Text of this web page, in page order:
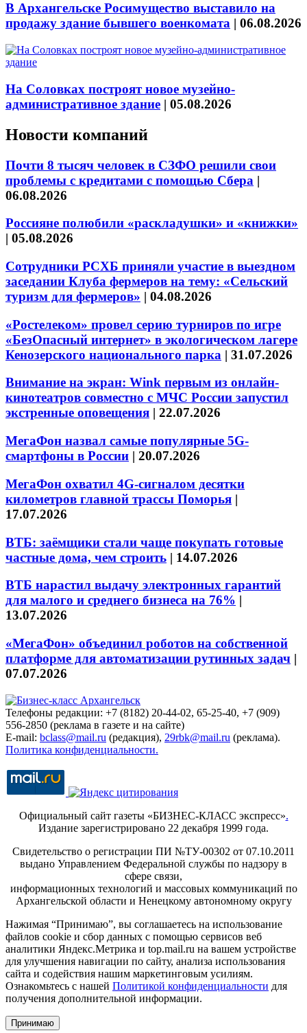
В Архангельске Росимущество выставило на
продажу здание бывшего военкомата | 06.08.2026
На Соловках построят новое музейно-
административное здание | 05.08.2026
Новости компаний
Почти 8 тысяч человек в СЗФО решили свои
проблемы с кредитами с помощью Сбера |
06.08.2026
Россияне полюбили «раскладушки» и «книжки»
| 05.08.2026
Сотрудники РСХБ приняли участие в выездном
заседании Клуба фермеров на тему: «Сельский
туризм для фермеров» | 04.08.2026
«Ростелеком» провел серию турниров по игре
«БезОпасный интернет» в экологическом лагере
Кенозерского национального парка | 31.07.2026
Внимание на экран: Wink первым из онлайн-
кинотеатров совместно с МЧС России запустил
экстренные оповещения | 22.07.2026
МегаФон назвал самые популярные 5G-
смартфоны в России | 20.07.2026
МегаФон охватил 4G-сигналом десятки
километров главной трассы Поморья |
17.07.2026
ВТБ: заёмщики стали чаще покупать готовые
частные дома, чем строить | 14.07.2026
ВТБ нарастил выдачу электронных гарантий
для малого и среднего бизнеса на 76% |
13.07.2026
«МегаФон» объединил роботов на собственной
платформе для автоматизации рутинных задач |
07.07.2026
Телефоны редакции: +7 (8182) 20-44-02, 65-25-40, +7 (909)
556-2850 (реклама в газете и на сайте)
E-mail: bclass@mail.ru (редакция), 29rbk@mail.ru (реклама).
Политика конфиденциальности.
Официальный сайт газеты «БИЗНЕС-КЛАСС экспресс».
Издание зарегистрировано 22 декабря 1999 года.
Свидетельство о регистрации ПИ №ТУ-00302 от 07.10.2011
выдано Управлением Федеральной службы по надзору в
сфере связи,
информационных технологий и массовых коммуникаций по
Архангельской области и Ненецкому автономному округу
Нажимая “Принимаю”, вы соглашаетесь на использование
файлов cookie и сбор данных с помощью сервисов веб
аналитики Яндекс.Метрика и top.mail.ru на вашем устройстве
для улучшения навигации по сайту, анализа использования
сайта и содействия нашим маркетинговым усилиям.
Ознакомьтесь с нашей Политикой конфиденциальности для
получения дополнительной информации.
Принимаю